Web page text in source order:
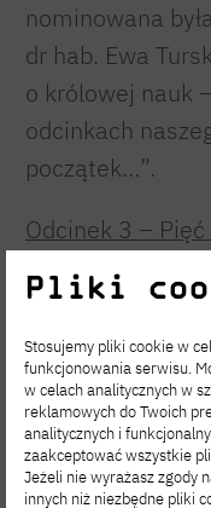
nominowana
dr hab. Ewa
o królowej nauk
odcinkach
początek…”.
Odcinek 3 –
matematyki.
Odcinek 4 –
Pliki
Stosujemy pliki cookie w
funkcjonowania serwisu.
w celach analitycznych w
reklamowych do Twoich
analitycznych i
zaakceptować wszystkie
Jeżeli nie wyrażasz zgody
innych niż niezbędne pliki